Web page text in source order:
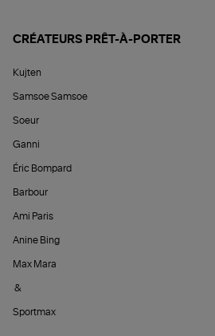
CRÉATEURS PRÊT-À-PORTER
Kujten
Samsoe Samsoe
Soeur
Ganni
Éric Bompard
Barbour
Ami Paris
Anine Bing
Max Mara
&
Sportmax